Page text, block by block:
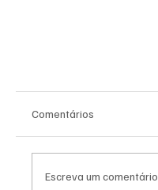
Comentários
Escreva um comentário